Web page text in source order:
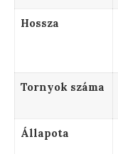
Hossza
Tornyok száma
Állapota